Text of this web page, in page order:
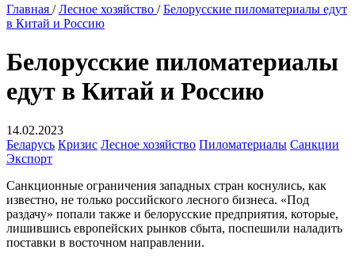
Главная / Лесное хозяйство / Белорусские пиломатериалы едут
в Китай и Россию
Белорусские пиломатериалы
едут в Китай и Россию
14.02.2023
Беларусь Кризис Лесное хозяйство Пиломатериалы Санкции
Экспорт
Санкционные ограничения западных стран коснулись, как
известно, не только российского лесного бизнеса. «Под
раздачу» попали также и белорусские предприятия, которые,
лишившись европейских рынков сбыта, поспешили наладить
поставки в восточном направлении.